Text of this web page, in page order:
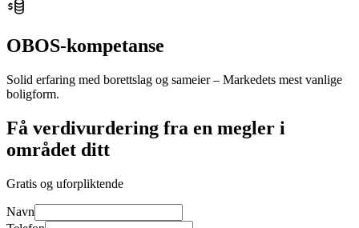
OBOS-kompetanse
Solid erfaring med borettslag og sameier – Markedets mest vanlige
boligform.
Få verdivurdering fra en megler i
området ditt
Gratis og uforpliktende
Navn